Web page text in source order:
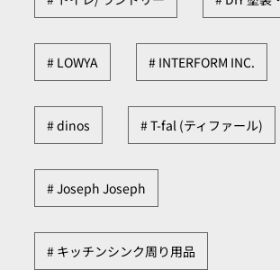
LOWYA INTERFORM INC.
dinos T-fal (ティファール)
Joseph Joseph
キッチンシンク周り用品